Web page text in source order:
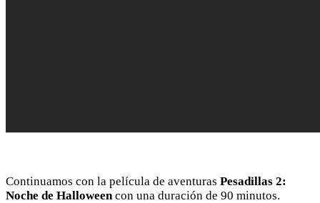
Continuamos con la película de aventuras Pesadillas 2:
Noche de Halloween con una duración de 90 minutos.